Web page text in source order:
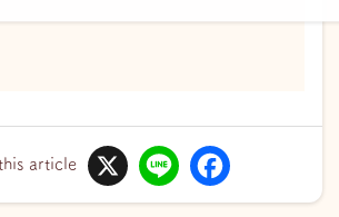
article
X L
ne
o